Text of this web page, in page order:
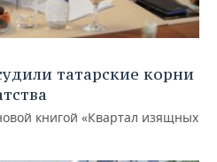
татарские корни
книгой «Квартал изящных